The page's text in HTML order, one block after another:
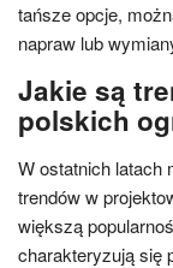
tańsze opcje,
napraw lub
Jakie są
polskich
W ostatnich latach
trendów w
większą
charakteryzują się